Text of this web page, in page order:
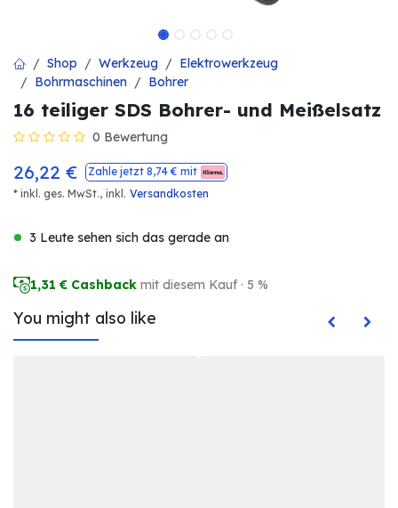
Shop Werkzeug
Elektrowerkzeug
Bohrmaschinen
Bohrer
16 teiliger SDS Bohrer- und Meißelsatz
0 Bewertung
26,22 € Zahle jetzt 8,74€ mit
* inkl. ges. MwSt., inkl. Versandkosten
3 Leute sehen sich das gerade an
1,31 € Cashback mit diesem Kauf · 5 %
You might also like